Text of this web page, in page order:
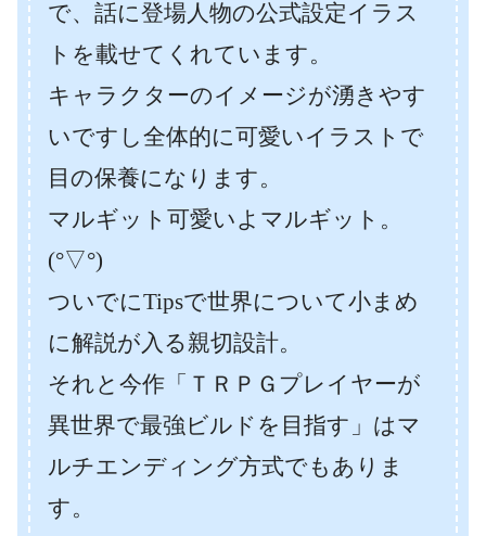
で、話に登場人物の公式設定イラス
トを載せてくれています。
キャラクターのイメージが湧きやす
いですし全体的に可愛いイラストで
目の保養になります。
マルギット可愛いよマルギット。
(°▽°)
ついでにTipsで世界について小まめ
に解説が入る親切設計。
それと今作「ＴＲＰＧプレイヤーが
異世界で最強ビルドを目指す」はマ
ルチエンディング方式でもありま
す。